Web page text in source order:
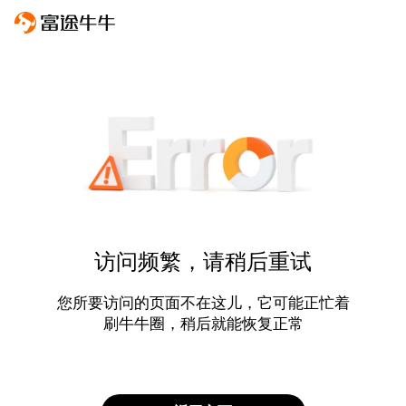
访问频繁，请稍后重试
您所要访问的页面不在这儿，它可能正忙着
刷牛牛圈，稍后就能恢复正常